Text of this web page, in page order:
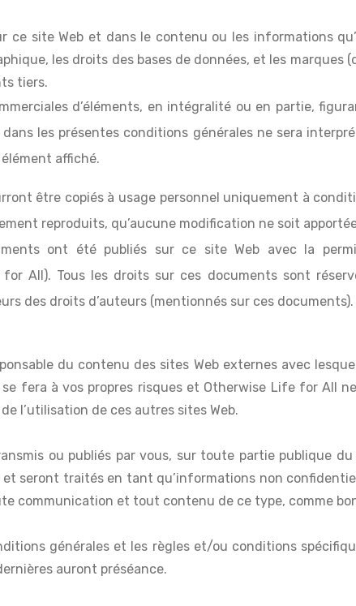
ce site Web et dans le contenu ou les informations
les droits des bases de données, et les marques
tiers.
d’éléments, en intégralité ou en partie,
les présentes conditions générales ne sera
affiché.
être copiés à usage personnel uniquement à
reproduits, qu’aucune modification ne soit
ont été publiés sur ce site Web avec la
for All). Tous les droits sur ces documents sont
des droits d’auteurs (mentionnés sur ces documents).
du contenu des sites Web externes avec
fera à vos propres risques et Otherwise Life for All
l’utilisation de ces autres sites Web.
ou publiés par vous, sur toute partie publique du
seront traités en tant qu’informations non
communication et tout contenu de ce type, comme
générales et les règles et/ou conditions
auront préséance.